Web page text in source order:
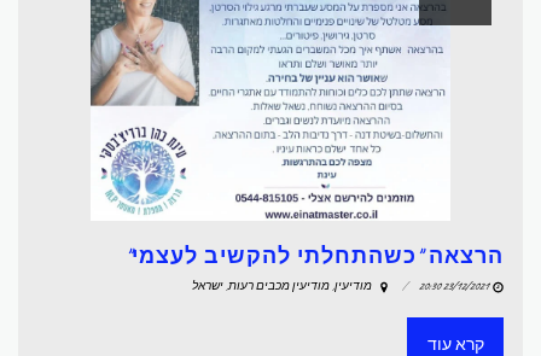
הרצאה "כשהתחלתי להקשיב לעצמי"
23/12/2021 20:30 מודיעין, מודיעין מכבים רעות, ישראל
קרא עוד